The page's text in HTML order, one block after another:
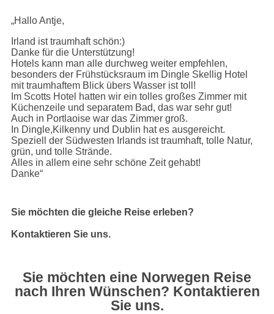
„Hallo Antje,
Irland ist traumhaft schön:)
Danke für die Unterstützung!
Hotels kann man alle durchweg weiter empfehlen,
besonders der Frühstücksraum im Dingle Skellig Hotel
mit traumhaftem Blick übers Wasser ist toll!
Im Scotts Hotel hatten wir ein tolles großes Zimmer mit
Küchenzeile und separatem Bad, das war sehr gut!
Auch in Portlaoise war das Zimmer groß.
In Dingle,Kilkenny und Dublin hat es ausgereicht.
Speziell der Südwesten Irlands ist traumhaft, tolle Natur,
grün, und tolle Strände.
Alles in allem eine sehr schöne Zeit gehabt!
Danke“
Sie möchten die gleiche Reise erleben?
Kontaktieren Sie uns.
Sie möchten eine Norwegen Reise
nach Ihren Wünschen? Kontaktieren
Sie uns.